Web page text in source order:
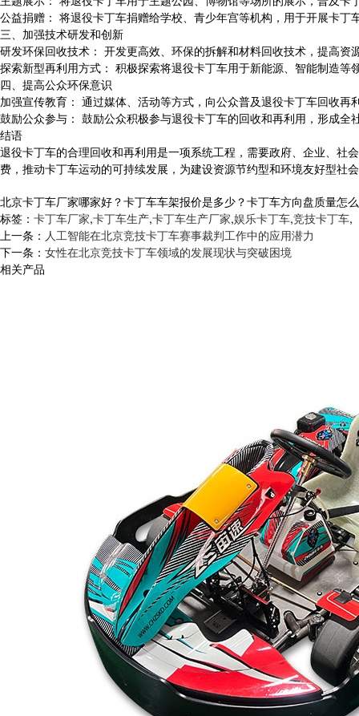
公益捐赠： 将退役卡丁车捐赠给学校、青少年宫等机构，用于开展卡丁
三、加强技术研发和创新
研发环保回收技术： 开发更高效、环保的拆解和材料回收技术，提高资
探索新型再利用方式： 积极探索将退役卡丁车用于新能源、智能制造等
四、提高公众环保意识
加强宣传教育： 通过媒体、活动等方式，向公众普及退役卡丁车回收再
鼓励公众参与： 鼓励公众积极参与退役卡丁车的回收和再利用，形成全
结语
退役卡丁车的合理回收和再利用是一项系统工程，需要政府、企业、社
费，推动卡丁车运动的可持续发展，为建设资源节约型和环境友好型社
北京卡丁车厂家哪家好？卡丁车车架报价是多少？卡丁车方向盘质量
标签： 卡丁车厂家,卡丁车生产,卡丁车生产厂家,娱乐卡丁车,竞技卡丁车,
上一条： 人工智能在北京竞技卡丁车赛事裁判工作中的应用潜力
下一条： 女性在北京竞技卡丁车领域的发展现状与突破困境
相关产品